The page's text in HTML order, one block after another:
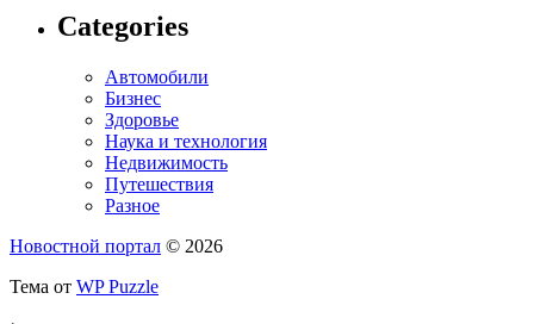
Categories
Автомобили
Бизнес
Здоровье
Наука и технология
Недвижимость
Путешествия
Разное
Новостной портал © 2026
Тема от WP Puzzle